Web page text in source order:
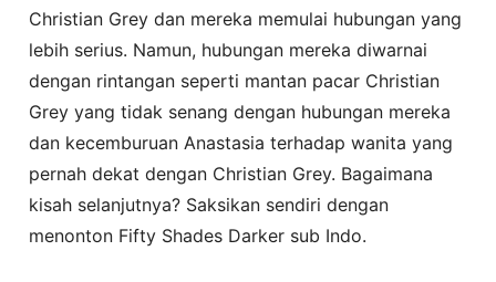
Christian Grey dan mereka memulai hubungan yang
lebih serius. Namun, hubungan mereka diwarnai
dengan rintangan seperti mantan pacar Christian
Grey yang tidak senang dengan hubungan mereka
dan kecemburuan Anastasia terhadap wanita yang
pernah dekat dengan Christian Grey. Bagaimana
kisah selanjutnya? Saksikan sendiri dengan
menonton Fifty Shades Darker sub Indo.